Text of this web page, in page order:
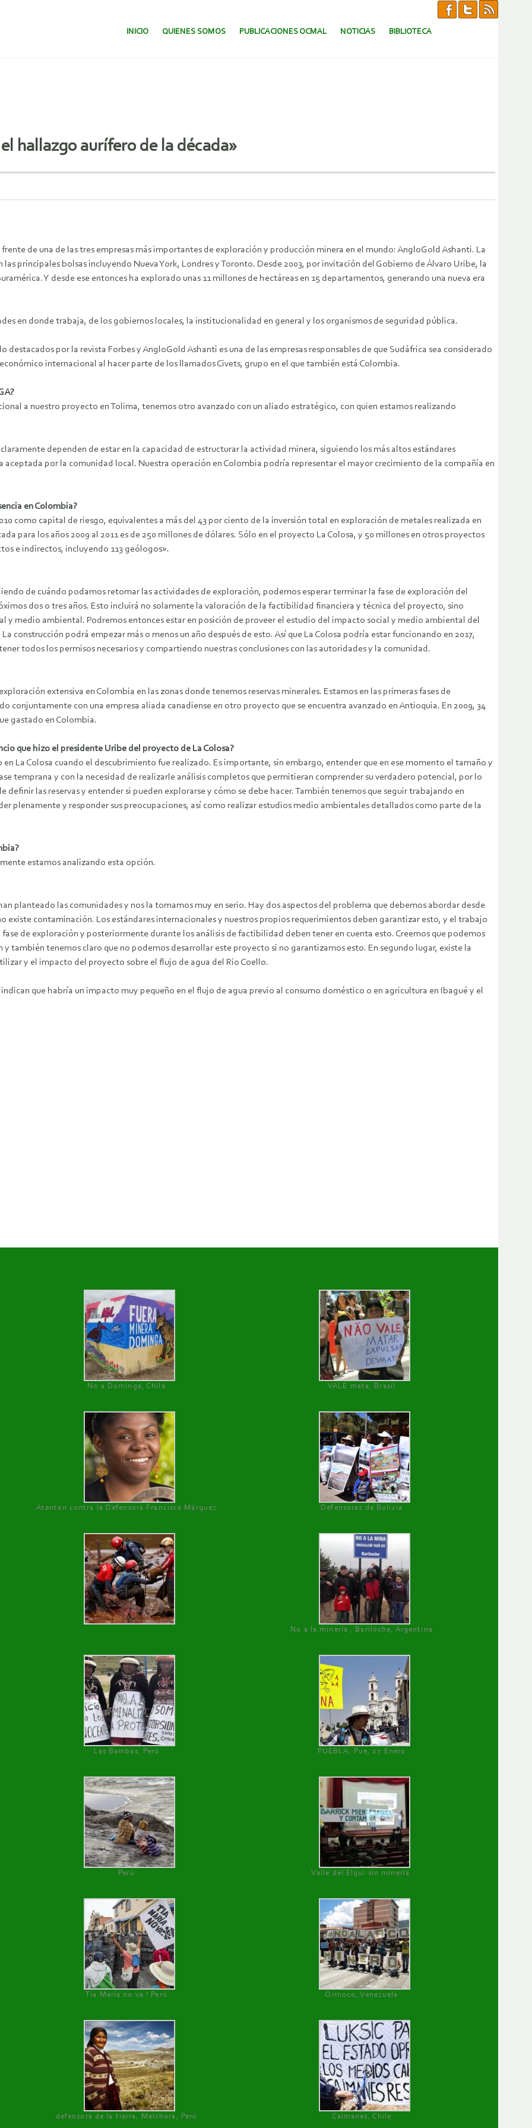
SALTAR AL CONTENIDO.
INICIO QUIENES SOMOS PUBLICACIONES OCMAL NOTICIAS BIBLIOTECA
hallazgo aurífero de la década»
de una de las tres empresas más importantes de exploración y producción minera en el mundo: AngloGold Ashanti. La
principales bolsas incluyendo Nueva York, Londres y Toronto. Desde 2003, por invitación del Gobierno de Álvaro Uribe, la
Y desde ese entonces ha explorado unas 11 millones de hectáreas en 15 departamentos, generando una nueva era
en donde trabaja, de los gobiernos locales, la institucionalidad en general y los organismos de seguridad pública.
por la revista Forbes y AngloGold Ashanti es una de las empresas responsables de que Sudáfrica sea considerado
internacional al hacer parte de los llamados Civets, grupo en el que también está Colombia.
a nuestro proyecto en Tolima, tenemos otro avanzado con un aliado estratégico, con quien estamos realizando
dependen de estar en la capacidad de estructurar la actividad minera, siguiendo los más altos estándares
aceptada por la comunidad local. Nuestra operación en Colombia podría representar el mayor crecimiento de la compañía en
en Colombia?
como capital de riesgo, equivalentes a más del 43 por ciento de la inversión total en exploración de metales realizada en
para los años 2009 al 2011 es de 250 millones de dólares. Sólo en el proyecto La Colosa, y 50 millones en otros proyectos
e indirectos, incluyendo 113 geólogos».
de cuándo podamos retomar las actividades de exploración, podemos esperar terminar la fase de exploración del
dos o tres años. Esto incluirá no solamente la valoración de la factibilidad financiera y técnica del proyecto, sino
medio ambiental. Podremos entonces estar en posición de proveer el estudio del impacto social y medio ambiental del
construcción podrá empezar más o menos un año después de esto. Así que La Colosa podría estar funcionando en 2017,
todos los permisos necesarios y compartiendo nuestras conclusiones con las autoridades y la comunidad.
extensiva en Colombia en las zonas donde tenemos reservas minerales. Estamos en las primeras fases de
conjuntamente con una empresa aliada canadiense en otro proyecto que se encuentra avanzado en Antioquia. En 2009, 34
gastado en Colombia.
que hizo el presidente Uribe del proyecto de La Colosa?
La Colosa cuando el descubrimiento fue realizado. Es importante, sin embargo, entender que en ese momento el tamaño y
temprana y con la necesidad de realizarle análisis completos que permitieran comprender su verdadero potencial, por lo
las reservas y entender si pueden explorarse y cómo se debe hacer. También tenemos que seguir trabajando en
plenamente y responder sus preocupaciones, así como realizar estudios medio ambientales detallados como parte de la
estamos analizando esta opción.
planteado las comunidades y nos la tomamos muy en serio. Hay dos aspectos del problema que debemos abordar desde
existe contaminación. Los estándares internacionales y nuestros propios requerimientos deben garantizar esto, y el trabajo
de exploración y posteriormente durante los análisis de factibilidad deben tener en cuenta esto. Creemos que podemos
también tenemos claro que no podemos desarrollar este proyecto si no garantizamos esto. En segundo lugar, existe la
y el impacto del proyecto sobre el flujo de agua del Rio Coello.
que habría un impacto muy pequeño en el flujo de agua previo al consumo doméstico o en agricultura en Ibagué y el
No a Dominga, Chile
VALE mata, Brasil
Atentan contra la Defensora Francisca Márquez Defensoras de Bolivia
No a la minería , Bariloche, Argentina
Las Bambas, Perú PUEBLA, Pue, 27 Enero
Perú Valle del Elqui sin minería.
Tía María no va ! Perú Orinoco, Venezuela
defensora de la tierra, Melchora, Perú Caimanes, Chile